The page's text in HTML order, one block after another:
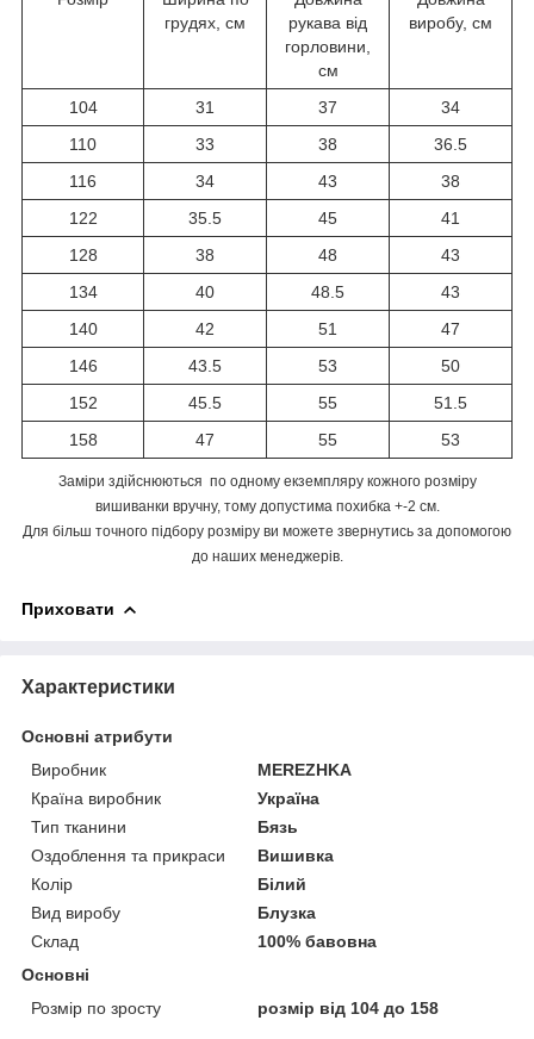
грудях, см
рукава від
горловини,
см
виробу, см
104 31 37
34
110
33 38
36.5
116
34 43
38
122
35.5 45
41
128
38 48
43
134
40 48.5
43
140
42 51
47
146
43.5 53
50
152
45.5 55
51.5
158
47 55 53
Заміри здійснюються по одному екземпляру кожного розміру
вишиванки вручну, тому допустима похибка +-2 см.
Для більш точного підбору розміру ви можете звернутись за допомогою
до наших менеджерів.
Приховати
Характеристики
Основні атрибути
Виробник
MEREZHKA
Країна виробник
Україна
Тип тканини
Бязь
Оздоблення та прикраси
Вишивка
Колір
Білий
Вид виробу
Блузка
Склад
100% бавовна
Основні
Розмір по зросту
розмір від 104 до 158